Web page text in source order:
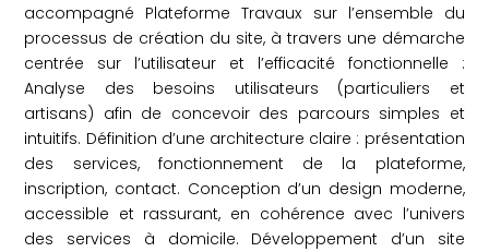
accompagné Plateforme Travaux sur l’ensemble du
processus de création du site, à travers une démarche
centrée sur l’utilisateur et l’efficacité fonctionnelle :
Analyse des besoins utilisateurs (particuliers et
artisans) afin de concevoir des parcours simples et
intuitifs. Définition d’une architecture claire : présentation
des services, fonctionnement de la plateforme,
inscription, contact. Conception d’un design moderne,
accessible et rassurant, en cohérence avec l’univers
des services à domicile. Développement d’un site